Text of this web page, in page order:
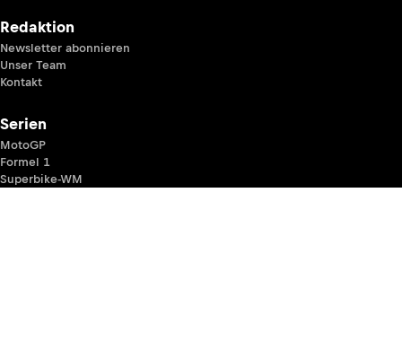
Redaktion
Newsletter abonnieren
Unser Team
Kontakt
Serien
MotoGP
Formel 1
Superbike-WM